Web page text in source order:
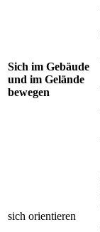
Sich im Gebäude
und im Gelände
bewegen
sich orientieren